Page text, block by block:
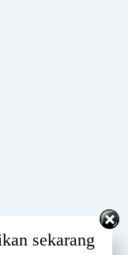
sekarang